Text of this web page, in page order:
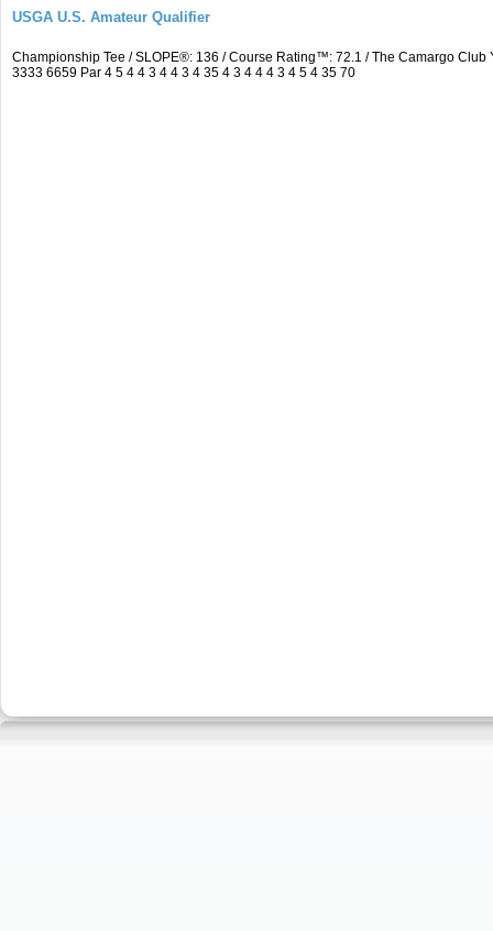
USGA U.S. Amateur Qualifier
Championship Tee / SLOPE®: 136 / Course Rating™: 72.1 / The Camargo
3333 6659 Par 4 5 4 4 3 4 4 3 4 35 4 3 4 4 4 3 4 5 4 35 70